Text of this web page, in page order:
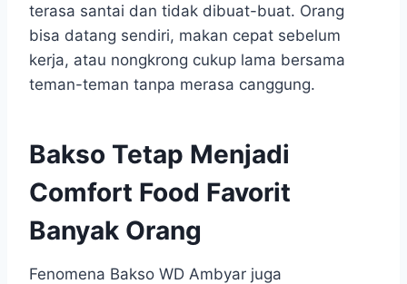
terasa santai dan tidak dibuat-buat. Orang
bisa datang sendiri, makan cepat sebelum
kerja, atau nongkrong cukup lama bersama
teman-teman tanpa merasa canggung.
Bakso Tetap Menjadi
Comfort Food Favorit
Banyak Orang
Fenomena Bakso WD Ambyar juga